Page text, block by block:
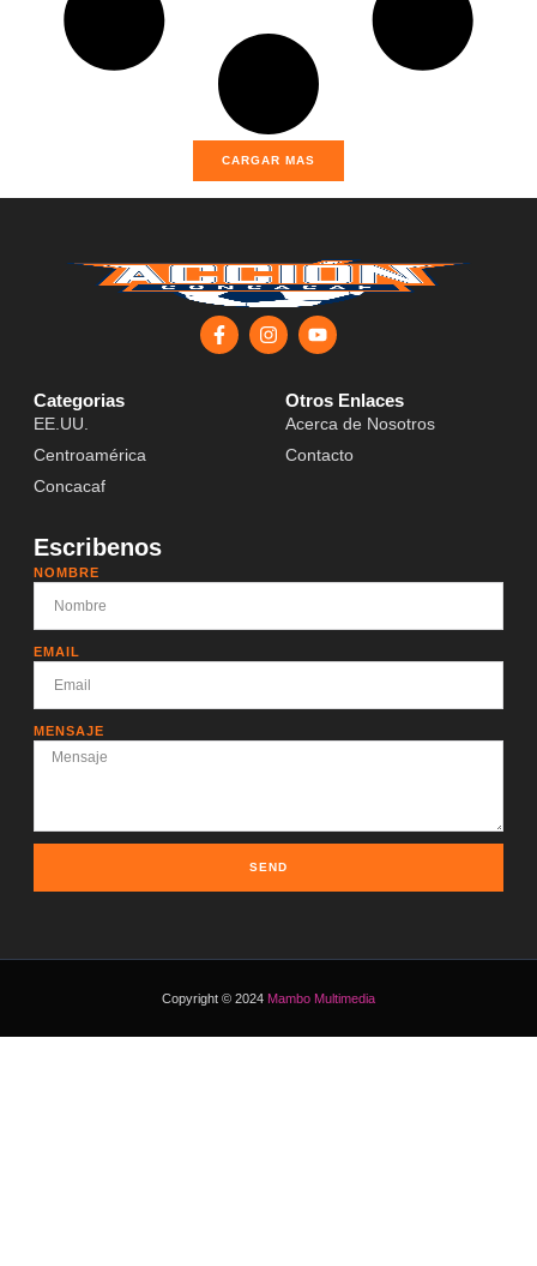
CARGAR MAS
Categorias
EE.UU.
Centroamérica
Concacaf
Otros Enlaces
Acerca de Nosotros
Contacto
Escribenos
NOMBRE
EMAIL
MENSAJE
SEND
Copyright © 2024 Mambo Multimedia